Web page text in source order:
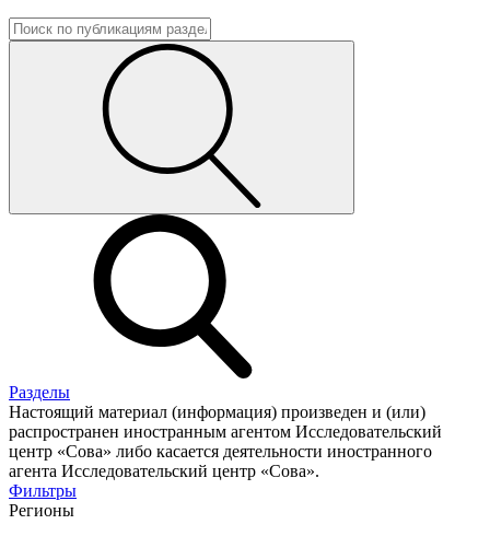
Разделы
Настоящий материал (информация) произведен и (или)
распространен иностранным агентом Исследовательский
центр «Сова» либо касается деятельности иностранного
агента Исследовательский центр «Сова».
Фильтры
Регионы